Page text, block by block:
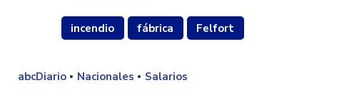
incendio fábrica Felfort
abcDiario Nacionales Salarios